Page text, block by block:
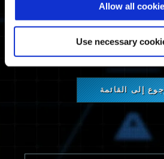
Allow all
Use necessary
ونشكرك على سعة صدرك
إلى القائمة